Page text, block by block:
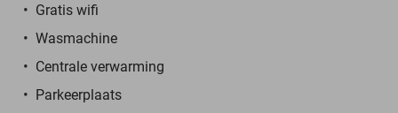
Gratis wifi
Wasmachine
Centrale verwarming
Parkeerplaats